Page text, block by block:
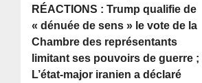
RÉACTIONS : Trump qualifie de
« dénuée de sens » le vote de la
Chambre des représentants
limitant ses pouvoirs de guerre ;
L’état-major iranien a déclaré